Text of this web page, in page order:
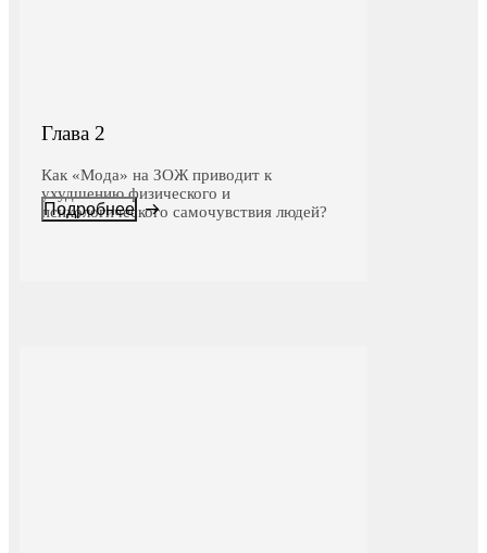
Глава 2
Как «Мода» на ЗОЖ приводит к
ухудшению физического и
психологического самочувствия людей?
Подробнее